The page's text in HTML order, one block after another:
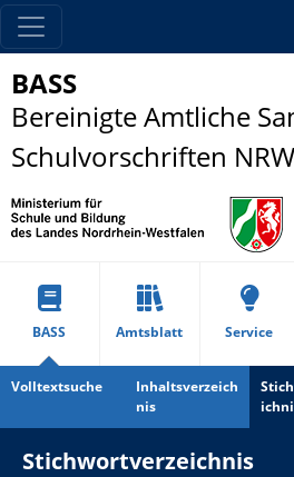
BASS
Bereinigte Amtliche
Schulvorschriften NRW
BASS Amtsblatt Service
Volltextsuche
Inhaltsverzeich
nis
Stichwortverzeichnis